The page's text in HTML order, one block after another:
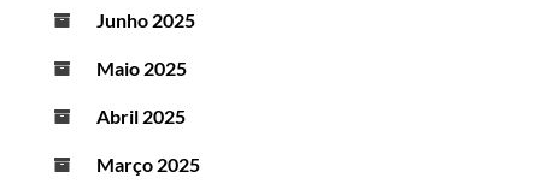
Junho 2025
Maio 2025
Abril 2025
Março 2025